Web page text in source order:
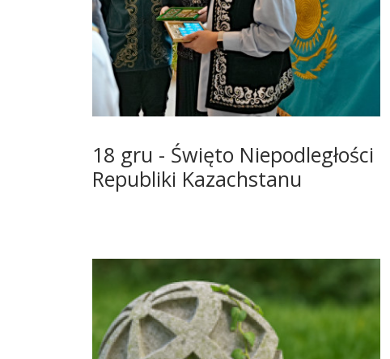
18 gru - Święto Niepodległości
Republiki Kazachstanu